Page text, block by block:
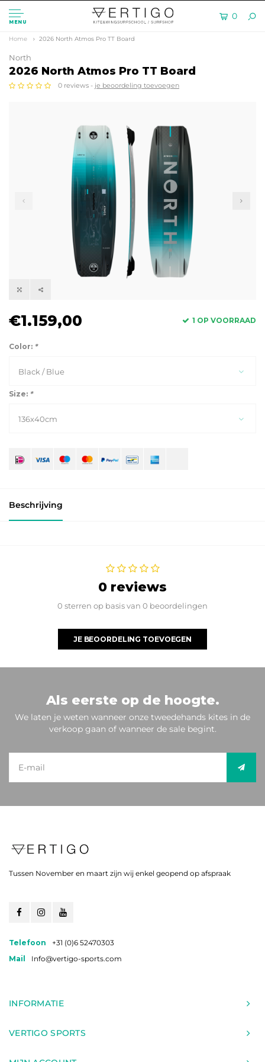
MENU
0
Home 2026 North Atmos Pro TT Board
North
2026 North Atmos Pro TT Board
0 reviews - je beoordeling toevoegen
€1.159,00 1 OP VOORRAAD
Color: *
Black / Blue
Size: *
136x40cm
Beschrijving
0 reviews
0 sterren op basis van 0 beoordelingen
JE BEOORDELING TOEVOEGEN
Als eerste op de hoogte.
We laten je weten wanneer onze tweedehands kites in de
verkoop gaan of wanneer de sale begint.
Tussen November en maart zijn wij enkel geopend op afspraak
Telefoon
+31 (0)6 52470303
Mail
Info@vertigo-sports.com
INFORMATIE
VERTIGO SPORTS